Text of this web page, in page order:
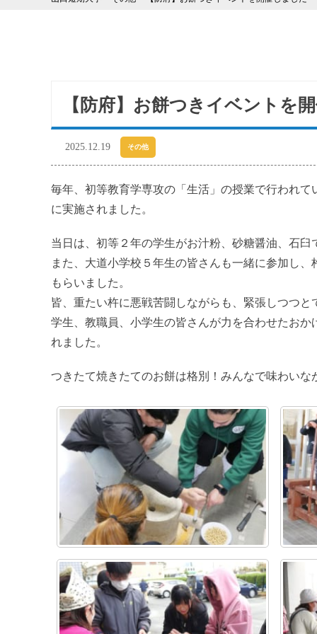
【防府】お餅つきイベントを
2025.12.19 その他
毎年、初等教育学専攻の「生活」の授業で行われ
に実施されました。
当日は、初等２年の学生がお汁粉、砂糖醤油、石
また、大道小学校５年生の皆さんも一緒に参加し、
もらいました。
皆、重たい杵に悪戦苦闘しながらも、緊張しつつ
学生、教職員、小学生の皆さんが力を合わせたお
れました。
つきたて焼きたてのお餅は格別！みんなで味わい